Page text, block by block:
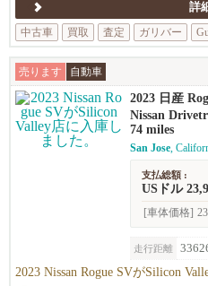
詳
中古車
買取 査定 ガリバー
売ります 自動車
2023 日産
Nissan
74 miles
San Jose,
支払総額 :
USドル
[車体価格]
走行距離
2023 Nissan Rogue SVがSilicon